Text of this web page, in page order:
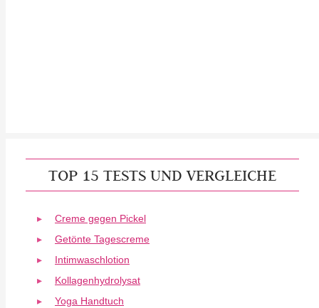
TOP 15 TESTS UND VERGLEICHE
Creme gegen Pickel
Getönte Tagescreme
Intimwaschlotion
Kollagenhydrolysat
Yoga Handtuch